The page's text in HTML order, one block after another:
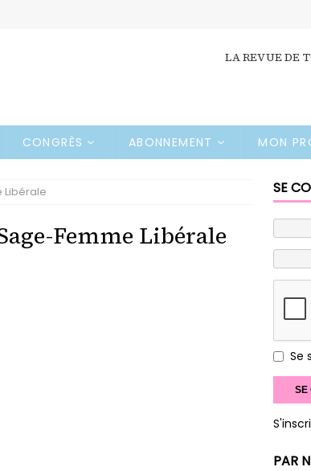
LA REVUE DE
CONGRÈS ABONNEMENT MON
Libérale
Femme Libérale
SE
Se
PAR